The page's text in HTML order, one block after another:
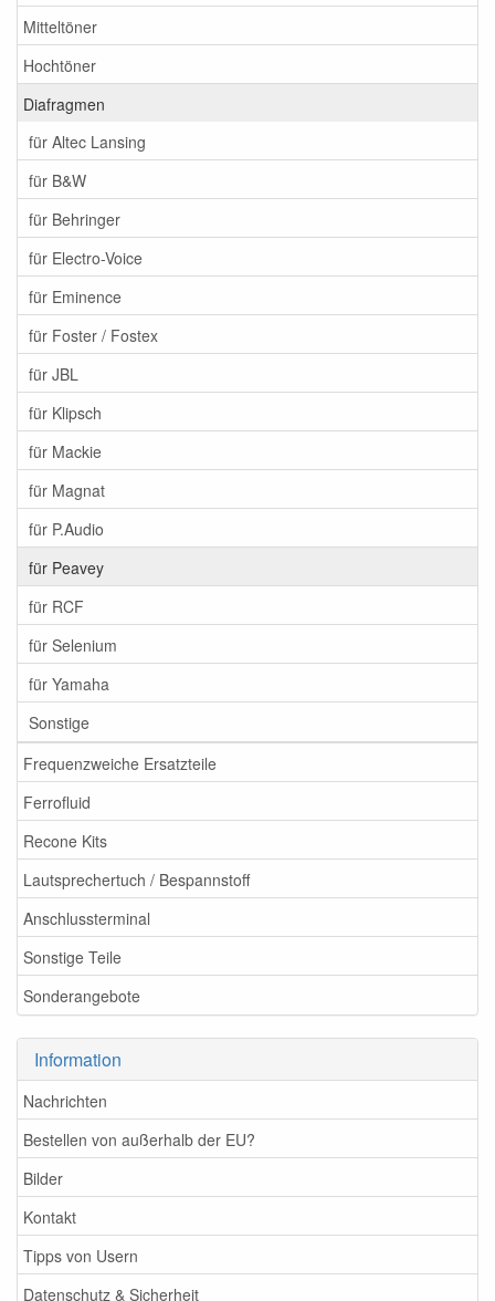
Mitteltöner
Hochtöner
Diafragmen
für Altec Lansing
für B&W
für Behringer
für Electro-Voice
für Eminence
für Foster / Fostex
für JBL
für Klipsch
für Mackie
für Magnat
für P.Audio
für Peavey
für RCF
für Selenium
für Yamaha
Sonstige
Frequenzweiche Ersatzteile
Ferrofluid
Recone Kits
Lautsprechertuch / Bespannstoff
Anschlussterminal
Sonstige Teile
Sonderangebote
Information
Nachrichten
Bestellen von außerhalb der EU?
Bilder
Kontakt
Tipps von Usern
Datenschutz & Sicherheit